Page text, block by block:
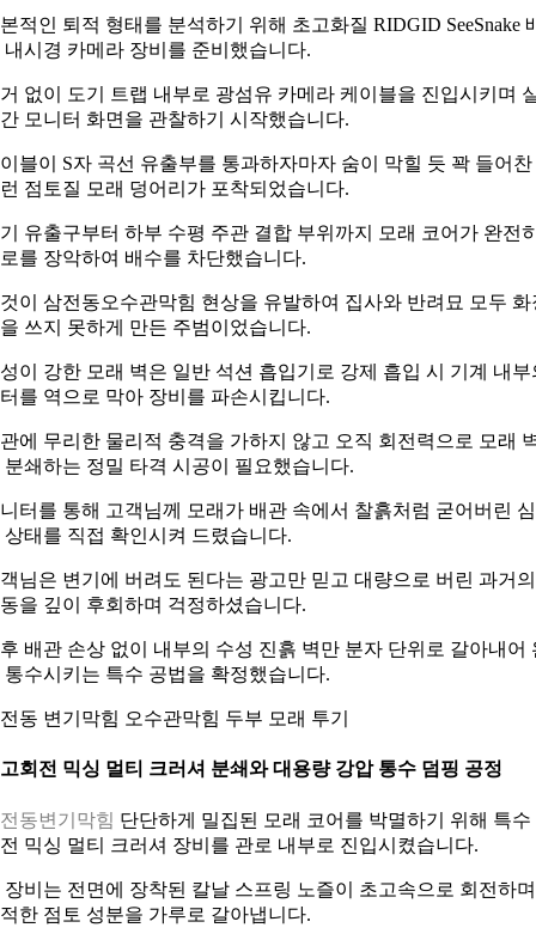
적인 퇴적 형태를 분석하기 위해 초고화질 RIDGID SeeSnake
내시경 카메라 장비를 준비했습니다.
없이 도기 트랩 내부로 광섬유 카메라 케이블을 진입시키며
모니터 화면을 관찰하기 시작했습니다.
블이 S자 곡선 유출부를 통과하자마자 숨이 막힐 듯 꽉 들어찬
점토질 모래 덩어리가 포착되었습니다.
유출구부터 하부 수평 주관 결합 부위까지 모래 코어가 완전
를 장악하여 배수를 차단했습니다.
이 삼전동오수관막힘 현상을 유발하여 집사와 반려묘 모두 화
쓰지 못하게 만든 주범이었습니다.
이 강한 모래 벽은 일반 석션 흡입기로 강제 흡입 시 기계 내부
를 역으로 막아 장비를 파손시킵니다.
에 무리한 물리적 충격을 가하지 않고 오직 회전력으로 모래
분쇄하는 정밀 타격 시공이 필요했습니다.
터를 통해 고객님께 모래가 배관 속에서 찰흙처럼 굳어버린
상태를 직접 확인시켜 드렸습니다.
님은 변기에 버려도 된다는 광고만 믿고 대량으로 버린 과거의
을 깊이 후회하며 걱정하셨습니다.
배관 손상 없이 내부의 수성 진흙 벽만 분자 단위로 갈아내어
통수시키는 특수 공법을 확정했습니다.
동 변기막힘 오수관막힘 두부 모래 투기
회전 믹싱 멀티 크러셔 분쇄와 대용량 강압 통수 덤핑 공정
동변기막힘 단단하게 밀집된 모래 코어를 박멸하기 위해 특수
믹싱 멀티 크러셔 장비를 관로 내부로 진입시켰습니다.
장비는 전면에 장착된 칼날 스프링 노즐이 초고속으로 회전하며
한 점토 성분을 가루로 갈아냅니다.